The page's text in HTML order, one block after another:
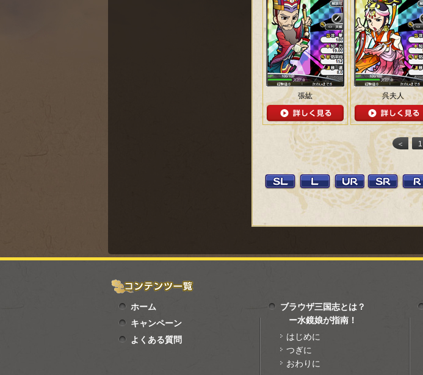
張紘 呉夫人
＜ 1
ホーム
キャンペーン
よくある質問
ブラウザ三国志とは？
ー水鏡娘が指南！
はじめに
つぎに
おわりに